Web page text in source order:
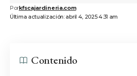
Última actualización: abril 4, 2025 4:31 am
Porkfscajardineria.com
Contenido